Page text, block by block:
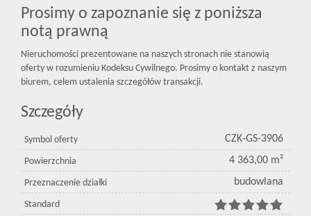
Prosimy o zapoznanie się z poniższa
notą prawną
Nieruchomości prezentowane na naszych stronach nie stanowią
oferty w rozumieniu Kodeksu Cywilnego. Prosimy o kontakt z naszym
biurem, celem ustalenia szczegółów transakcji.
Szczegóły
Symbol oferty CZK-GS-3906
Powierzchnia 4 363,00 m²
Przeznaczenie działki budowlana
Standard